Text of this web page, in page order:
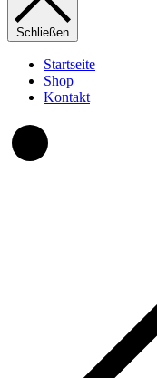
Schließen
Startseite
Shop
Kontakt